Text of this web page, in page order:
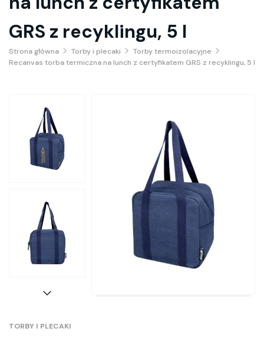
GRS z recyklingu, 5 l
Strona główna Torby i plecaki
Torby termoizolacyjne
Recanvas torba termiczna na lunch z certyfikatem GRS z recyklingu, 5 l
TORBY I PLECAKI